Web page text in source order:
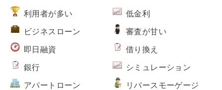
利用者が多い 低金利
ビジネスローン 審査が甘い
即日融資 借り換え
銀行 シミュレーション
アパートローン リバースモーゲージ